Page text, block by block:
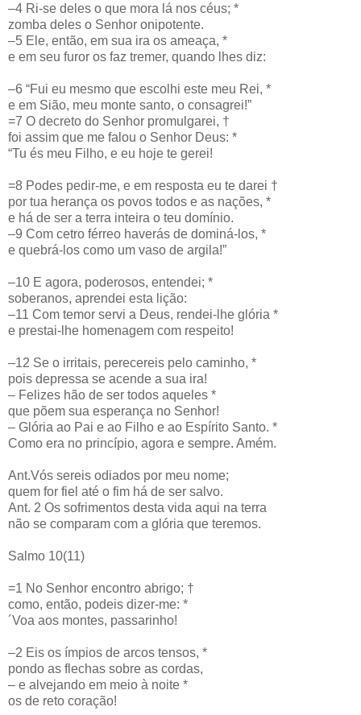
–4 Ri-se deles o que mora lá nos céus; *
zomba deles o Senhor onipotente.
–5 Ele, então, em sua ira os ameaça, *
e em seu furor os faz tremer, quando lhes diz:
–6 “Fui eu mesmo que escolhi este meu Rei, *
e em Sião, meu monte santo, o consagrei!”
=7 O decreto do Senhor promulgarei, †
foi assim que me falou o Senhor Deus: *
“Tu és meu Filho, e eu hoje te gerei!
=8 Podes pedir-me, e em resposta eu te darei †
por tua herança os povos todos e as nações, *
e há de ser a terra inteira o teu domínio.
–9 Com cetro férreo haverás de dominá-los, *
e quebrá-los como um vaso de argila!”
–10 E agora, poderosos, entendei; *
soberanos, aprendei esta lição:
–11 Com temor servi a Deus, rendei-lhe glória *
e prestai-lhe homenagem com respeito!
–12 Se o irritais, perecereis pelo caminho, *
pois depressa se acende a sua ira!
– Felizes hão de ser todos aqueles *
que põem sua esperança no Senhor!
– Glória ao Pai e ao Filho e ao Espírito Santo. *
Como era no princípio, agora e sempre. Amém.
Ant.Vós sereis odiados por meu nome;
quem for fiel até o fim há de ser salvo.
Ant. 2 Os sofrimentos desta vida aqui na terra
não se comparam com a glória que teremos.
Salmo 10(11)
=1 No Senhor encontro abrigo; †
como, então, podeis dizer-me: *
´Voa aos montes, passarinho!
–2 Eis os ímpios de arcos tensos, *
pondo as flechas sobre as cordas,
– e alvejando em meio à noite *
os de reto coração!